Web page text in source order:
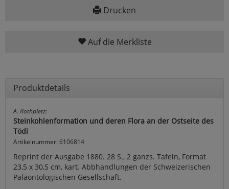
Drucken
Auf die Merkliste
Produktdetails
A. Rothpletz:
Steinkohlenformation und deren Flora an der Ostseite des
Tödi
Artikelnummer: 6106814
Reprint der Ausgabe 1880. 28 S., 2 ganzs. Tafeln, Format
23,5 x 30,5 cm, kart. Abbhandlungen der Schweizerischen
Paläontologischen Gesellschaft.